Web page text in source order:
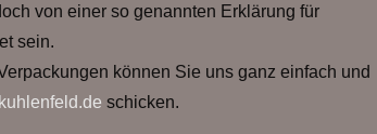
von einer so genannten Erklärung für
sein.
können Sie uns ganz einfach und
schicken.